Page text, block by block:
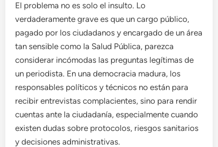
El problema no es solo el insulto. Lo
verdaderamente grave es que un cargo público,
pagado por los ciudadanos y encargado de un área
tan sensible como la Salud Pública, parezca
considerar incómodas las preguntas legítimas de
un periodista. En una democracia madura, los
responsables políticos y técnicos no están para
recibir entrevistas complacientes, sino para rendir
cuentas ante la ciudadanía, especialmente cuando
existen dudas sobre protocolos, riesgos sanitarios
y decisiones administrativas.